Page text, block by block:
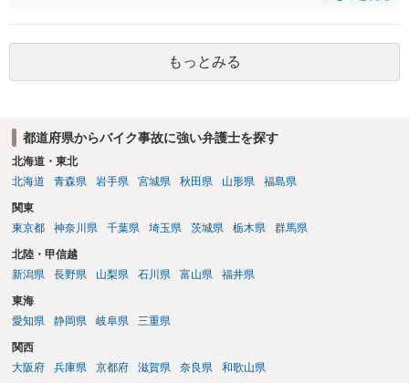
り得る事案です。 肩関節の可動域については、主要運動である屈曲・
外転が健側の約２分の１に制限されているとのことですので、数値上
は肩関節の機能障害として１０級１０号や１２級６号などの後遺障害
が検討対象になり得ると考えられます。もっとも、実際の認定では、
無、治療経過、医師の後遺障害診断書の記載内容などが総合的に検討
されます。事故から２か月後にMRIで判明したとのことですので、そ
の間も一貫して肩の痛みや可動域制限を訴えていたかが重要です。ま
ではなく外傷性を主張するうえで意味を持つ可能性があります。一方
で、骨挫傷や骨折所見がないこと、骨内ガングリオン等の記載がある
ことから、自賠責側が既往・変性を問題にする可能性もあるように思
自動・他動可動域、MRI所見、日常生活・仕事上の支障を具体的に記
載してもらうことが重要です。MRI画像、診療録、リハビリ記録、事
故直後からの症状経過も確認したうえで申請することが望ましいでし
もっとみる
都道府県からバイク事故に強い弁護士を探す
北海道・東北
北海道
青森県 岩手県 宮城県 秋田県 山形県 福島県
関東
東京都
神奈川県 千葉県 埼玉県 茨城県 栃木県 群馬県
北陸・甲信越
新潟県
長野県 山梨県 石川県 富山県 福井県
東海
愛知県
静岡県 岐阜県 三重県
関西
大阪府
兵庫県 京都府 滋賀県 奈良県 和歌山県